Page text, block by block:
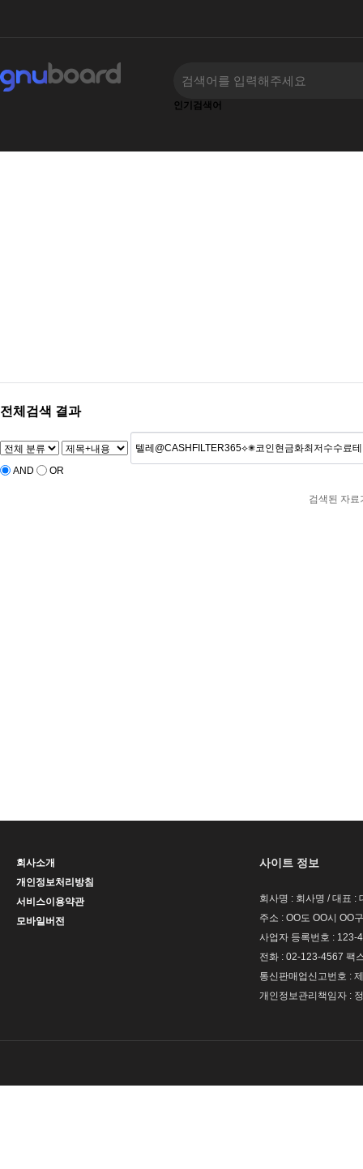
인기검색어
전체검색 결과
AND OR
검색된 자료
회사소개
개인정보처리방침
서비스이용약관
모바일버전
사이트 정보
회사명 : 회사명 / 대표 :
주소 : OO도 OO시 OO
사업자 등록번호 : 123-
전화 : 02-123-4567 팩
통신판매업신고번호 :
개인정보관리책임자 :